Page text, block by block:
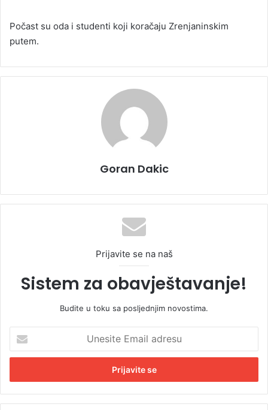
Počast su oda i studenti koji koračaju Zrenjaninskim
putem.
Goran Dakic
Prijavite se na naš
Sistem za obavještavanje!
Budite u toku sa posljednjim novostima.
e
i
t